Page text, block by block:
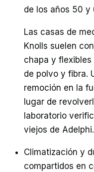
de los años 50 y
Las casas de
Knolls suelen
chapa y
de polvo y fibra.
remoción en la
lugar de
laboratorio
viejos de Adelphi.
Climatización y
compartidos en